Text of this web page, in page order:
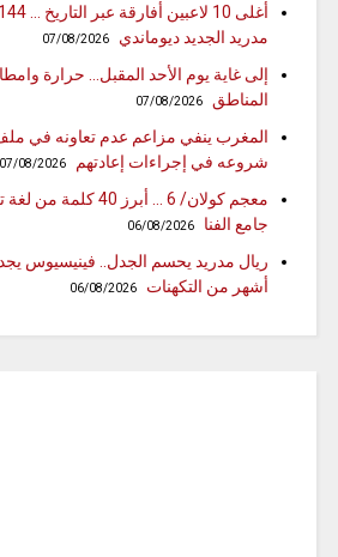
مدريد الجديد ديوماندي
07/08/2026
إلى غاية يوم الأحد المقبل… حرارة
المناطق
07/08/2026
المغرب ينفي مزاعم عدم تعاونه في
شروعه في إجراءات إعادتهم
07/08/2026
معجم كولان/ 6 … أبرز
جامع الفنا
06/08/2026
أشهر من التكهنات
06/08/2026